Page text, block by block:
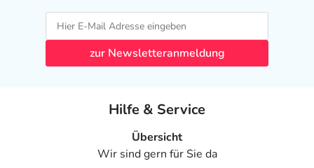
- Schwindel
- Müdigkeit
- Schlafstörungen, wie:
- Schlaflosigkeit
- Delirium (Verwirrtheit)
zur Newsletteranmeldung
Hilfe & Service
Übersicht
Wir sind gern für Sie da